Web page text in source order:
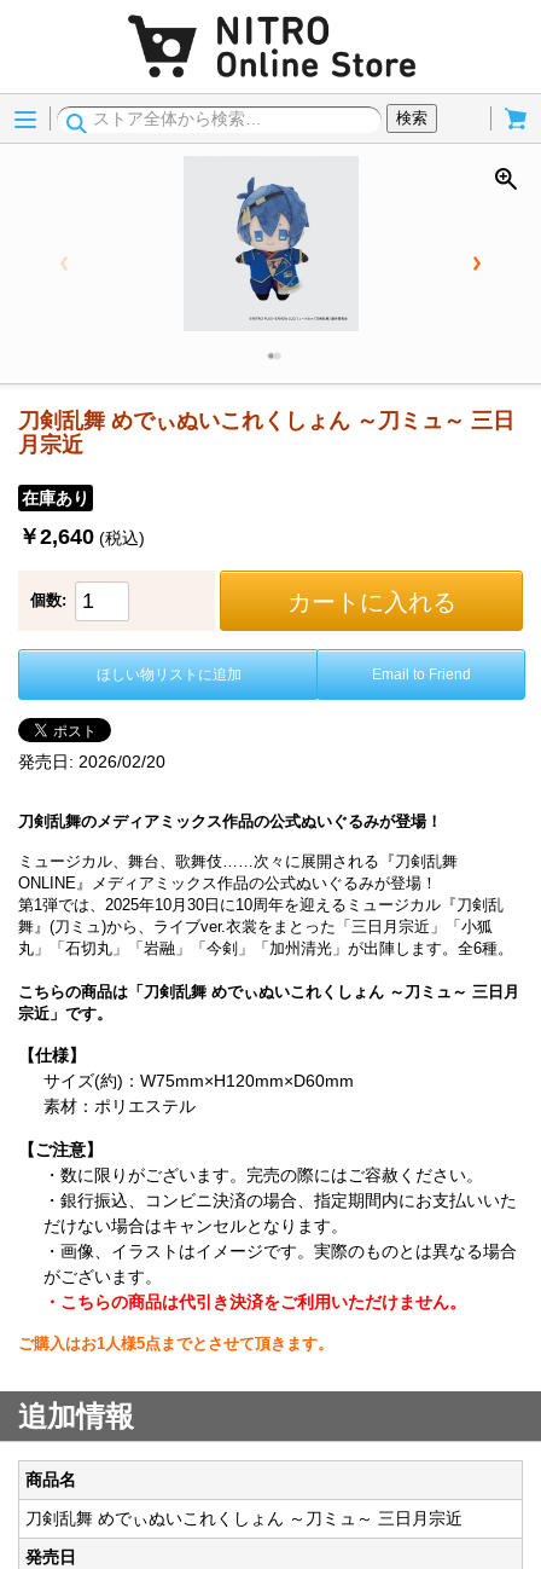
Menu
検索
刀剣乱舞 めでぃぬいこれくしょん ～刀ミュ～ 三日
月宗近
在庫あり
￥2,640 (税込)
個数: カートに入れる
ほしい物リストに追加 Email to Friend
発売日: 2026/02/20
刀剣乱舞のメディアミックス作品の公式ぬいぐるみが登場！
ミュージカル、舞台、歌舞伎……次々に展開される『刀剣乱舞
ONLINE』メディアミックス作品の公式ぬいぐるみが登場！
第1弾では、2025年10月30日に10周年を迎えるミュージカル『刀剣乱
舞』(刀ミュ)から、ライブver.衣裳をまとった「三日月宗近」「小狐
丸」「石切丸」「岩融」「今剣」「加州清光」が出陣します。全6種。
こちらの商品は「刀剣乱舞 めでぃぬいこれくしょん ～刀ミュ～ 三日月
宗近」です。
【仕様】
サイズ(約)：W75mm×H120mm×D60mm
素材：ポリエステル
【ご注意】
・数に限りがございます。完売の際にはご容赦ください。
・銀行振込、コンビニ決済の場合、指定期間内にお支払いいた
だけない場合はキャンセルとなります。
・画像、イラストはイメージです。実際のものとは異なる場合
がございます。
・こちらの商品は代引き決済をご利用いただけません。
ご購入はお1人様5点までとさせて頂きます。
追加情報
商品名
刀剣乱舞 めでぃぬいこれくしょん ～刀ミュ～ 三日月宗近
発売日